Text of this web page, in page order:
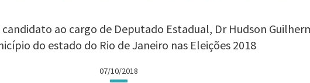
ao cargo de Deputado Estadual, Dr Hudson
do estado do Rio de Janeiro nas Eleições 2018
07/10/2018